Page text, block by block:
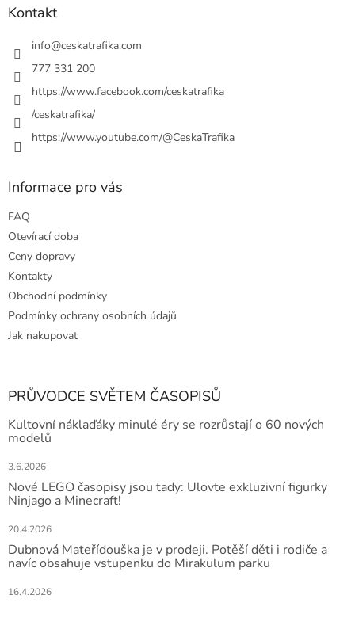
Kontakt
info@ceskatrafika.com
777 331 200
https://www.facebook.com/ceskatrafika
/ceskatrafika/
https://www.youtube.com/@CeskaTrafika
Informace pro vás
FAQ
Otevírací doba
Ceny dopravy
Kontakty
Obchodní podmínky
Podmínky ochrany osobních údajů
Jak nakupovat
PRŮVODCE SVĚTEM ČASOPISŮ
Kultovní náklaďáky minulé éry se rozrůstají o 60 nových
modelů
3.6.2026
Nové LEGO časopisy jsou tady: Ulovte exkluzivní figurky
Ninjago a Minecraft!
20.4.2026
Dubnová Mateřídouška je v prodeji. Potěší děti i rodiče a
navíc obsahuje vstupenku do Mirakulum parku
16.4.2026